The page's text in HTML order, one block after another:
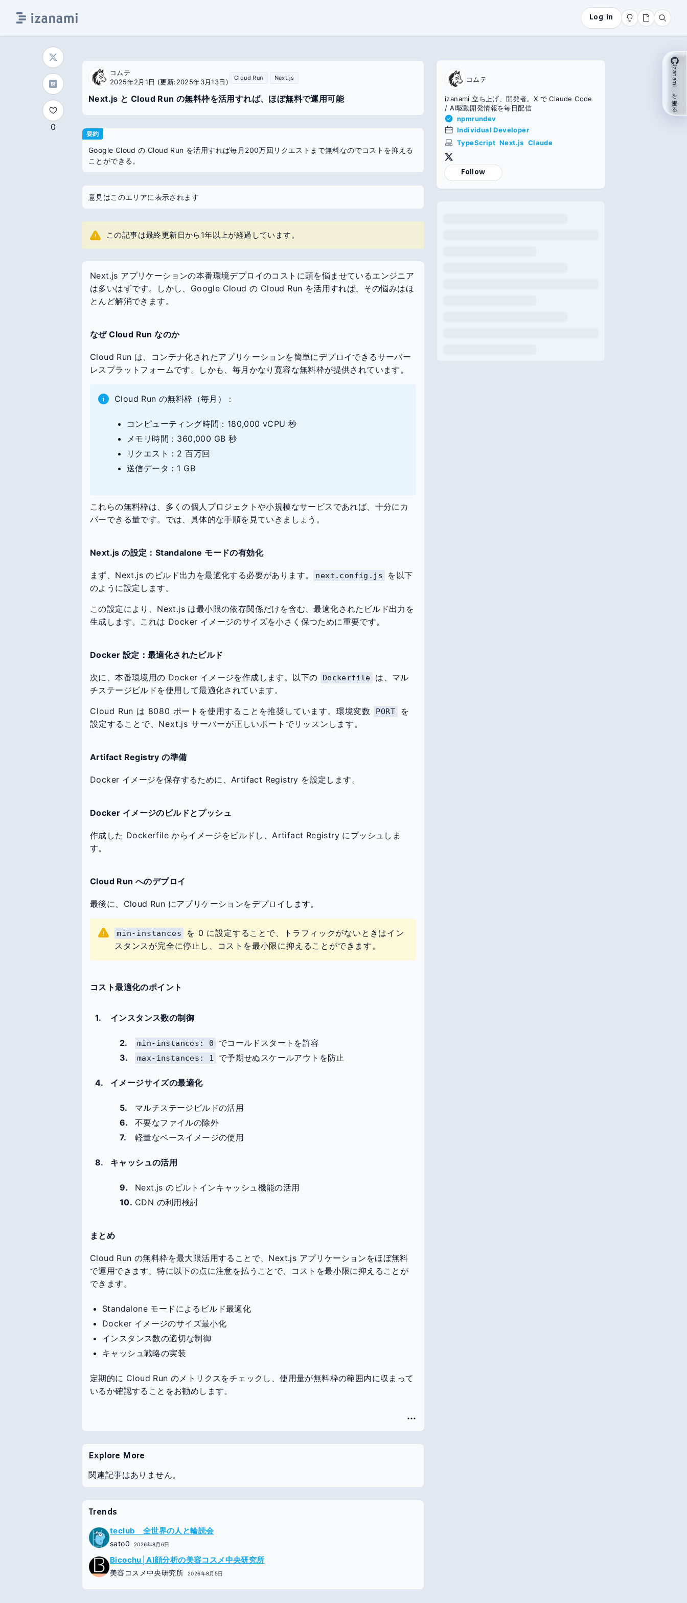
Log in
0
コムテ
2025年2月1日 (更新:2025年3月13日) Cloud Run Next.js
Next.js と Cloud Run の無料枠を活用すれば、ほぼ無料で運用可能
要約
Google Cloud の Cloud Run を活用すれば毎月200万回リクエストまで無料なのでコストを抑える
ことができる。
意見はこのエリアに表示されます
この記事は最終更新日から1年以上が経過しています。
Next.js アプリケーションの本番環境デプロイのコストに頭を悩ませているエンジニア
は多いはずです。しかし、Google Cloud の Cloud Run を活用すれば、その悩みはほ
とんど解消できます。
なぜ Cloud Run なのか
Cloud Run は、コンテナ化されたアプリケーションを簡単にデプロイできるサーバー
レスプラットフォームです。しかも、毎月かなり寛容な無料枠が提供されています。
Cloud Run の無料枠（毎月）：
コンピューティング時間：180,000 vCPU 秒
メモリ時間：360,000 GB 秒
リクエスト：2 百万回
送信データ：1 GB
これらの無料枠は、多くの個人プロジェクトや小規模なサービスであれば、十分にカ
バーできる量です。では、具体的な手順を見ていきましょう。
Next.js の設定：Standalone モードの有効化
まず、Next.js のビルド出力を最適化する必要があります。 next.config.js
を以下
のように設定します。
この設定により、Next.js は最小限の依存関係だけを含む、最適化されたビルド出力を
生成します。これは Docker イメージのサイズを小さく保つために重要です。
Docker 設定：最適化されたビルド
次に、本番環境用の Docker イメージを作成します。以下の Dockerfile
は、マル
チステージビルドを使用して最適化されています。
Cloud Run は 8080 ポートを使用することを推奨しています。環境変数 PORT
を
設定することで、Next.js サーバーが正しいポートでリッスンします。
Artifact Registry の準備
Docker イメージを保存するために、Artifact Registry を設定します。
Docker イメージのビルドとプッシュ
作成した Dockerfile からイメージをビルドし、Artifact Registry にプッシュしま
す。
Cloud Run へのデプロイ
最後に、Cloud Run にアプリケーションをデプロイします。
min-instances
を 0 に設定することで、トラフィックがないときはイン
スタンスが完全に停止し、コストを最小限に抑えることができます。
コスト最適化のポイント
インスタンス数の制御
min-instances: 0 でコールドスタートを許容
max-instances: 1 で予期せぬスケールアウトを防止
イメージサイズの最適化
マルチステージビルドの活用
不要なファイルの除外
軽量なベースイメージの使用
キャッシュの活用
Next.js のビルトインキャッシュ機能の活用
CDN の利用検討
まとめ
Cloud Run の無料枠を最大限活用することで、Next.js アプリケーションをほぼ無料
で運用できます。特に以下の点に注意を払うことで、コストを最小限に抑えることが
できます。
Standalone モードによるビルド最適化
Docker イメージのサイズ最小化
インスタンス数の適切な制御
キャッシュ戦略の実装
定期的に Cloud Run のメトリクスをチェックし、使用量が無料枠の範囲内に収まって
いるか確認することをお勧めします。
Explore More
関連記事はありません。
Trends
teclub 全世界の人と輪読会
sato0 2026年8月6日
Bicochu│AI顔分析の美容コスメ中央研究所
美容コスメ中央研究所 2026年8月5日
コムテ
izanami 立ち上げ、開発者。X で Claude Code
/ AI駆動開発情報を毎日配信
npmrundev
Individual Developer
TypeScript Next.js Claude
Follow
izanami を支援する